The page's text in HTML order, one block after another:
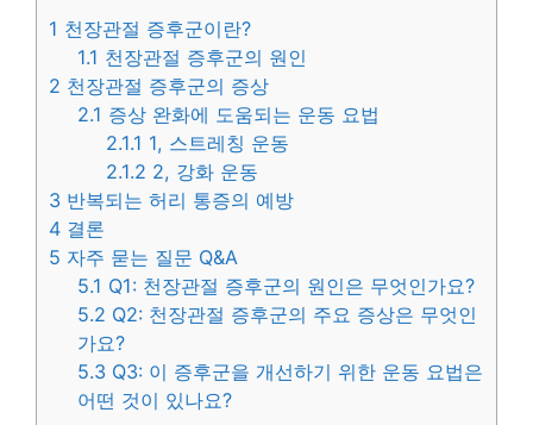
1 천장관절 증후군이란?
1.1 천장관절 증후군의 원인
2 천장관절 증후군의 증상
2.1 증상 완화에 도움되는 운동 요법
2.1.1 1, 스트레칭 운동
2.1.2 2, 강화 운동
3 반복되는 허리 통증의 예방
4 결론
5 자주 묻는 질문 Q&A
5.1 Q1: 천장관절 증후군의 원인은 무엇인가요?
5.2 Q2: 천장관절 증후군의 주요 증상은 무엇인
가요?
5.3 Q3: 이 증후군을 개선하기 위한 운동 요법은
어떤 것이 있나요?